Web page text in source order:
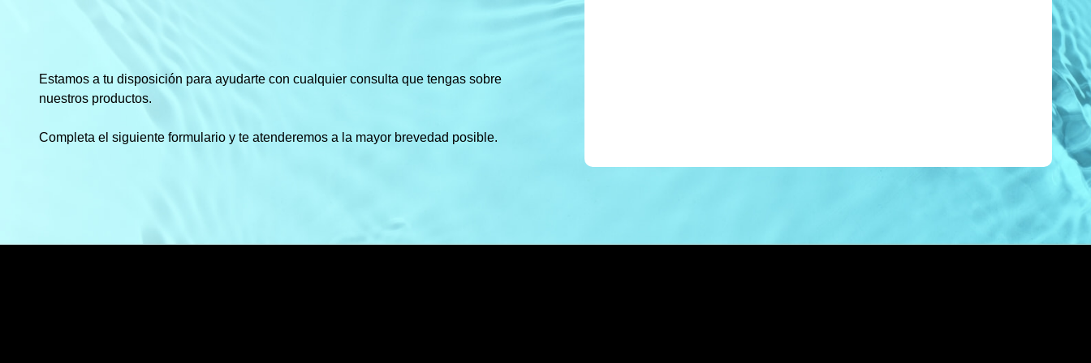
Estamos a tu disposición para ayudarte con cualquier consulta que tengas sobre
nuestros productos.
Completa el siguiente formulario y te atenderemos a la mayor brevedad posible.